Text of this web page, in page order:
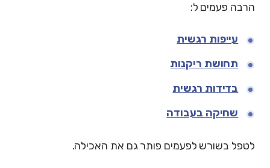
הרבה פעמים ל:
עייפות רגשית
תחושת ריקנות
בדידות רגשית
שחיקה בעבודה
לטפל בשורש לפעמים פותר גם את האכילה.